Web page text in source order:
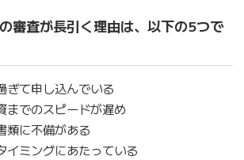
審査が長引く理由は、以下の5つで
ぎて申し込んでいる
までのスピードが遅め
類に不備がある
イミングにあたっている